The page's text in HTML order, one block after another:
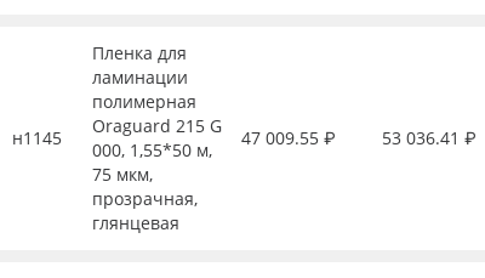
н1145
Пленка для
ламинации
полимерная
Oraguard 215 G
000, 1,55*50 м,
75 мкм,
прозрачная,
глянцевая
47 009.55 ₽ 53 036.41 ₽